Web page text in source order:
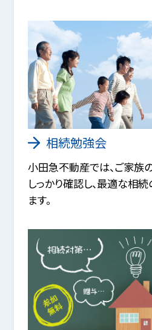
相続勉強会
小田急不動産では、ご家族
しっかり確認し、最適な相
ます。